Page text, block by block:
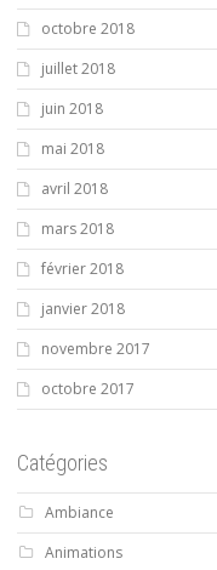
octobre 2018
juillet 2018
juin 2018
mai 2018
avril 2018
mars 2018
février 2018
janvier 2018
novembre 2017
octobre 2017
Catégories
Ambiance
Animations